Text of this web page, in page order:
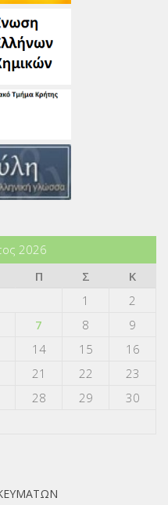
2026
Π Σ
Κ
1
2
7 8
9
14 15
16
21 22
23
28 29
30